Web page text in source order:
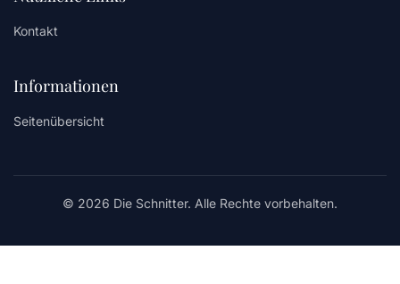
Kontakt
Informationen
Seitenübersicht
© 2026 Die Schnitter. Alle Rechte vorbehalten.